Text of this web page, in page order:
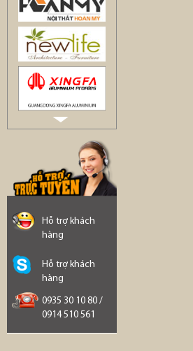
Hỗ trợ khách
hàng
Hỗ trợ khách
hàng
0935 30 10 80 /
0914 510 561